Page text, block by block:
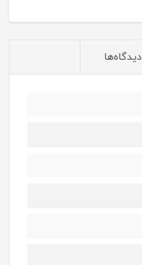
دیدگاه‌ها